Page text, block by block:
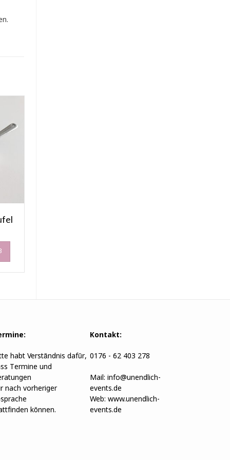
habt Verständnis dafür,
Termine und
nach vorheriger
können.
Kontakt:
0176 - 62 403 278
Mail:info@unendlich-
events.de
Web: www.unendlich-
events.de